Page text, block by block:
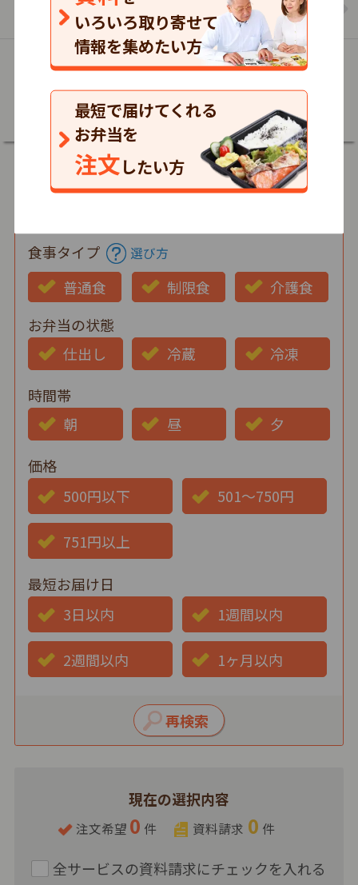
いろいろ取り寄せて
情報を集めたい方
最短で届けてくれる
お弁当を
注文したい方
詳細
現在の選択内容
注文希望 0 件 資料請求 0 件
食事タイプ 選び方
普通食 制限食
介護食
お弁当の状態
仕出し
冷蔵
冷凍
時間帯
朝
昼
夕
価格
500円以下
501～750円
751円以上
最短お届け日
3日以内
1週間以内
2週間以内 1ヶ月以内